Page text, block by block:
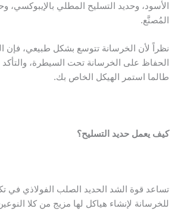
الأسود، وحديد التسليح المطلي بالإيبوكسي،
المُصنَّع.
نظراً لأن الخرسانة تتوسع بشكل طبيعي، فإن
الحفاظ على الخرسانة تحت السيطرة،
طالما استمر الهيكل الخاص بك.
كيف يعمل حديد التسليح؟
تساعد قوة الشد الحديد الصلب الفولاذي في
للخرسانة لإنشاء هياكل لها مزيج من كلا